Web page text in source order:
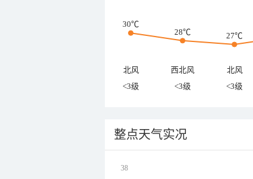
30℃
28℃
27℃
北风 西北风 北风
<3级
<3级 <3级
整点天气实况
38